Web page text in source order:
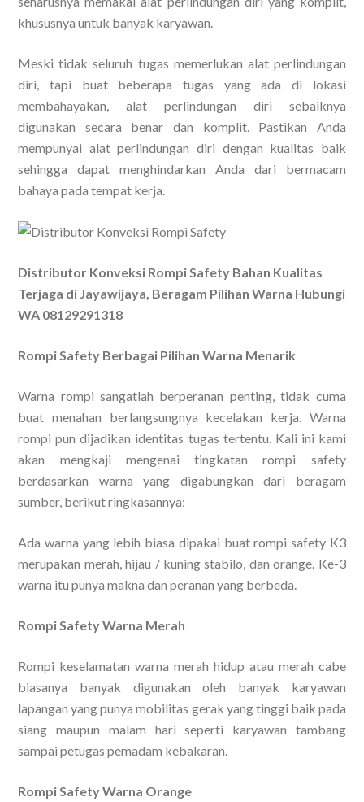
khususnya untuk banyak karyawan.
Meski tidak seluruh tugas memerlukan alat perlindungan
diri, tapi buat beberapa tugas yang ada di lokasi
membahayakan, alat perlindungan diri sebaiknya
digunakan secara benar dan komplit. Pastikan Anda
mempunyai alat perlindungan diri dengan kualitas baik
sehingga dapat menghindarkan Anda dari bermacam
bahaya pada tempat kerja.
Distributor Konveksi Rompi Safety Bahan Kualitas
Terjaga di Jayawijaya, Beragam Pilihan Warna Hubungi
WA 08129291318
Rompi Safety Berbagai Pilihan Warna Menarik
Warna rompi sangatlah berperanan penting, tidak cuma
buat menahan berlangsungnya kecelakan kerja. Warna
rompi pun dijadikan identitas tugas tertentu. Kali ini kami
akan mengkaji mengenai tingkatan rompi safety
berdasarkan warna yang digabungkan dari beragam
sumber, berikut ringkasannya:
Ada warna yang lebih biasa dipakai buat rompi safety K3
merupakan merah, hijau / kuning stabilo, dan orange. Ke-3
warna itu punya makna dan peranan yang berbeda.
Rompi Safety Warna Merah
Rompi keselamatan warna merah hidup atau merah cabe
biasanya banyak digunakan oleh banyak karyawan
lapangan yang punya mobilitas gerak yang tinggi baik pada
siang maupun malam hari seperti karyawan tambang
sampai petugas pemadam kebakaran.
Rompi Safety Warna Orange